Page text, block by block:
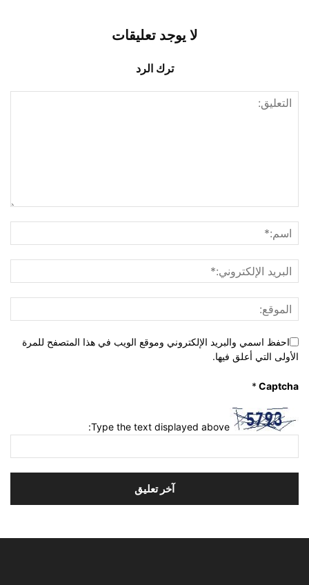
لا يوجد تعليقات
ترك الرد
احفظ اسمي والبريد الإلكتروني وموقع الويب في هذا المتصفح للمرة
الأولى التي أعلق فيها.
Captcha
*
Type the text displayed above: